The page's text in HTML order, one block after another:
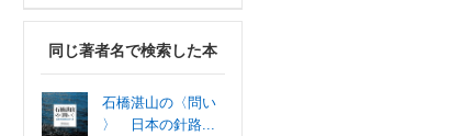
同じ著者名で検索した本
石橋湛山の〈問い
〉 日本の針路...